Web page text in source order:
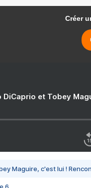
Créer
DiCaprio et Tobey
Maguire, c'est lui !